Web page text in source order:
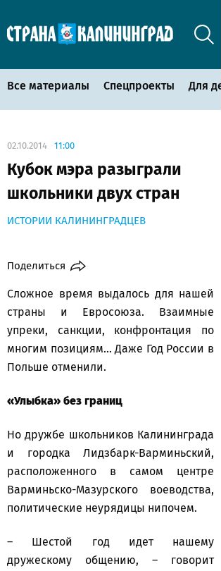
Все материалы Спецпроекты Для
02.10.2014 11:00
Кубок мэра разыграли
школьники двух стран
ИСТОРИИ КАЛИНИНГРАДЦЕВ
Поделиться
Сложное время выдалось для нашей
страны и Евросоюза. Взаимные
упреки, санкции, конфронтация по
многим позициям... Даже Год России в
Польше отменили.
«Улыбка» без границ
Но дружбе школьников Калининграда
и городка Лидзбарк-Варминьский,
расположенного в самом центре
Варминьско-Мазурского воеводства,
политические неурядицы нипочем.
– Шестой год идет нашему
дружескому общению, – говорит